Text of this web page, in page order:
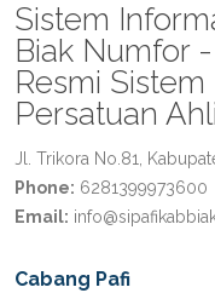
Sistem
Biak Numfor
Resmi
Persatuan
Jl. Trikora No.81,
Phone: 6281399973600
Email:
Cabang Pafi